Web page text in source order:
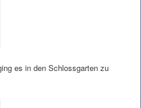
es in den Schlossgarten zu